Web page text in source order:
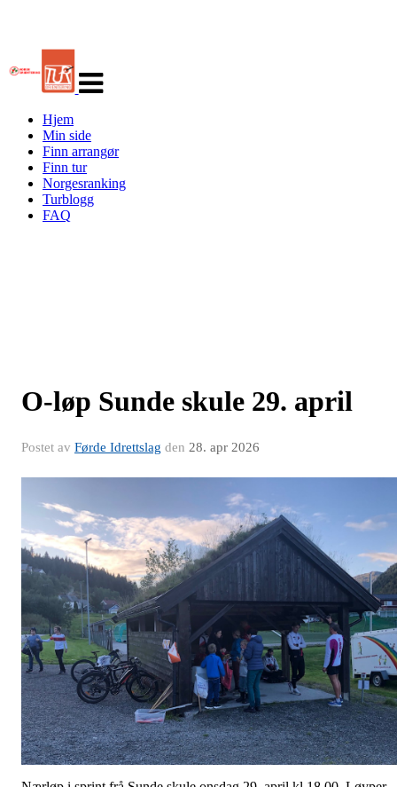
navigasjon
Hjem
Min side
Finn arrangør
Finn tur
Norgesranking
Turblogg
FAQ
O-løp Sunde skule 29. april
Postet av Førde Idrettslag den 28. apr 2026